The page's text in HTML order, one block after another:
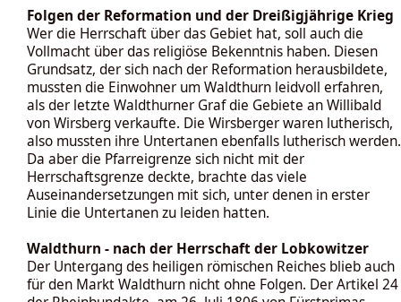
Folgen der Reformation und der Dreißigjährige Krieg
Wer die Herrschaft über das Gebiet hat, soll auch die
Vollmacht über das religiöse Bekenntnis haben. Diesen
Grundsatz, der sich nach der Reformation herausbildete,
mussten die Einwohner um Waldthurn leidvoll erfahren,
als der letzte Waldthurner Graf die Gebiete an Willibald
von Wirsberg verkaufte. Die Wirsberger waren lutherisch,
also mussten ihre Untertanen ebenfalls lutherisch werden.
Da aber die Pfarreigrenze sich nicht mit der
Herrschaftsgrenze deckte, brachte das viele
Auseinandersetzungen mit sich, unter denen in erster
Linie die Untertanen zu leiden hatten.
Waldthurn - nach der Herrschaft der Lobkowitzer
Der Untergang des heiligen römischen Reiches blieb auch
für den Markt Waldthurn nicht ohne Folgen. Der Artikel 24